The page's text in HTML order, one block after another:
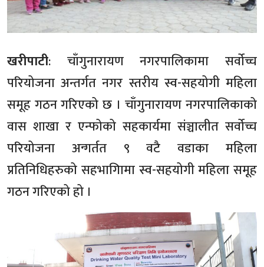
खरीपाटी: चाँगुनारायण नगरपालिकामा सर्वोच्च
परियोजना अन्तर्गत नगर स्तरीय स्व-सहयोगी महिला
समूह गठन गरिएको छ । चाँगुनारायण नगरपालिकाको
वास शाखा र एन्फोको सहकार्यमा संञ्चालीत सर्वोच्च
परियोजना अन्गर्तत ९ वटै वडाका महिला
प्रतिनिधिहरुको सहभागिामा स्व-सहयोगी महिला समूह
गठन गरिएको हो ।